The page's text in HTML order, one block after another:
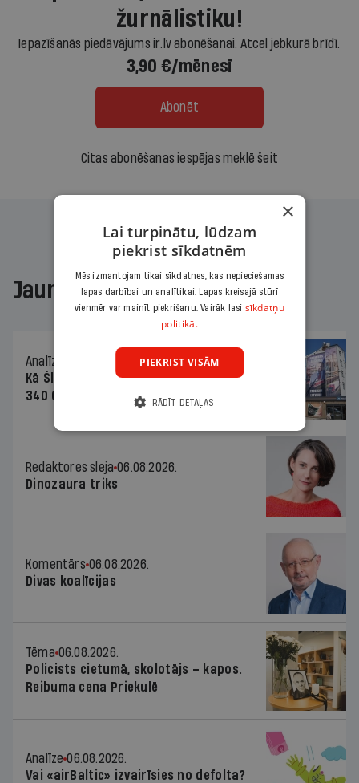
žurnālistiku!
Iepazīšanās piedāvājums ir.lv abonēšanai. Atcel jebkurā brīdī.
3,90 €/mēnesī
Abonēt
Citas abonēšanas iespējas meklē šeit
Jaunākajā žurnālā
Analīze
Kā Šlesera partija palika nesodīta par
340 000 vērtu reklāmas kampaņu
Redaktores sleja 06.08.2026.
Dinozaura triks
Komentārs 06.08.2026.
Divas koalīcijas
Tēma 06.08.2026.
Policists cietumā, skolotājs – kapos.
Reibuma cena Priekulē
Analīze 06.08.2026.
Vai «airBaltic» izvairīsies no defolta?
×
Lai turpinātu, lūdzam
piekrist sīkdatnēm
Mēs izmantojam tikai sīkdatnes, kas nepieciešamas
lapas darbībai un analītikai. Lapas kreisajā stūrī
vienmēr var mainīt piekrišanu. Vairāk lasi sīkdatņu
politikā.
PIEKRIST VISĀM
RĀDĪT DETAĻAS